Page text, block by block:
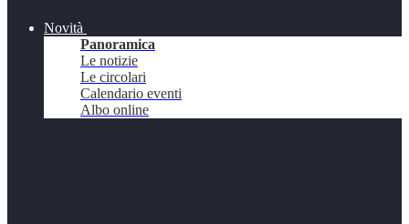
Novità
Panoramica
Le notizie
Le circolari
Calendario eventi
Albo online